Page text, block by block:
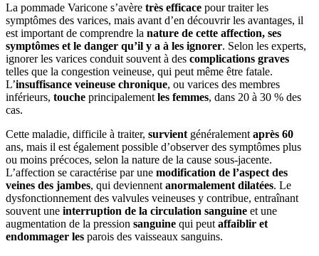
La pommade Varicone s’avère très efficace pour traiter les
symptômes des varices, mais avant d’en découvrir les avantages, il
est important de comprendre la nature de cette affection, ses
symptômes et le danger qu’il y a à les ignorer. Selon les experts,
ignorer les varices conduit souvent à des complications graves
telles que la congestion veineuse, qui peut même être fatale.
L’insuffisance veineuse chronique, ou varices des membres
inférieurs, touche principalement les femmes, dans 20 à 30 % des
cas.
Cette maladie, difficile à traiter, survient généralement après 60
ans, mais il est également possible d’observer des symptômes plus
ou moins précoces, selon la nature de la cause sous-jacente.
L’affection se caractérise par une modification de l’aspect des
veines des jambes, qui deviennent anormalement dilatées. Le
dysfonctionnement des valvules veineuses y contribue, entraînant
souvent une interruption de la circulation sanguine et une
augmentation de la pression sanguine qui peut affaiblir et
endommager les parois des vaisseaux sanguins.